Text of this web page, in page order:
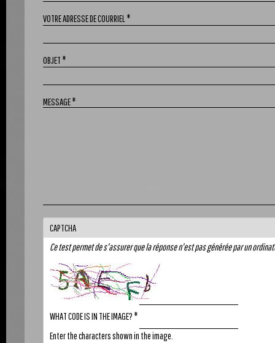
VOTRE ADRESSE DE COURRIEL *
OBJET *
MESSAGE*
CAPTCHA
Ce test permet de s'assurer que la réponse n'est pas générée par un
WHAT CODE IS IN THE IMAGE? *
Enter the characters shown in the image.